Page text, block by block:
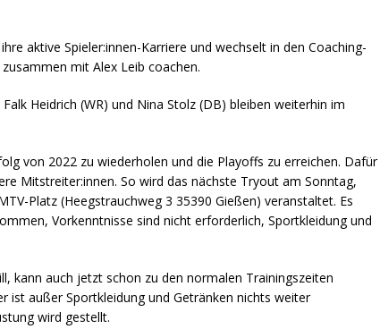
aktive Spieler:innen-Karriere und wechselt in den Coaching-
mit Alex Leib coachen.
Heidrich (WR) und Nina Stolz (DB) bleiben weiterhin im
von 2022 zu wiederholen und die Playoffs zu erreichen. Dafür
Mitstreiter:innen. So wird das nächste Tryout am Sonntag,
Platz (Heegstrauchweg 3 35390 Gießen) veranstaltet. Es
Vorkenntnisse sind nicht erforderlich, Sportkleidung und
kann auch jetzt schon zu den normalen Trainingszeiten
ist außer Sportkleidung und Getränken nichts weiter
wird gestellt.